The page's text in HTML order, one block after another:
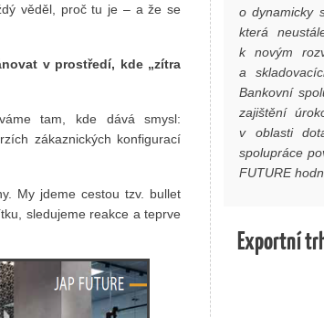
věděl, proč tu je – a že se
v prostředí, kde „zítra
tam, kde dává smysl:
zákaznických konfigurací
My jdeme cestou tzv. bullet
sledujeme reakce a teprve
o dynamicky
která
k novým
a
Bankovní
zajištění
v oblasti
spolupráce
FUTURE
Exportní